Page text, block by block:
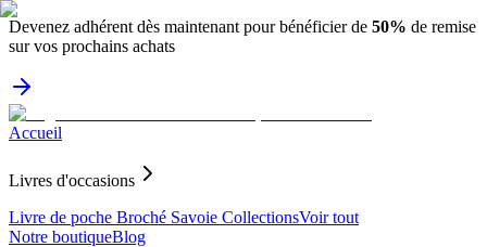
Devenez adhérent dès maintenant pour bénéficier de 50% de remise
sur vos prochains achats
Accueil
Livres d'occasions
Livre de poche Broché Savoie CollectionsVoir tout
Notre boutiqueBlog